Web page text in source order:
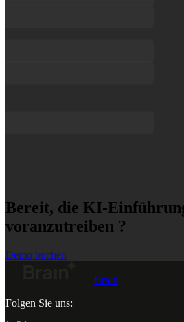
Bereit, die KI-
voranzutreiben ?
Demo buchen
Brain
Folgen Sie uns: